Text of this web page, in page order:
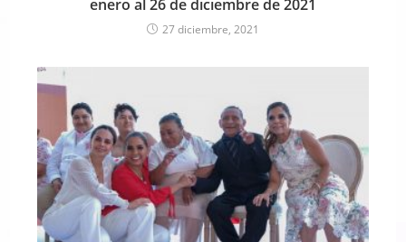
enero al 26 de diciembre de 2021
27 diciembre, 2021